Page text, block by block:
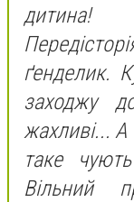
дитина!
ґенделик.
заходжу
жахливі... А
таке
Вільний